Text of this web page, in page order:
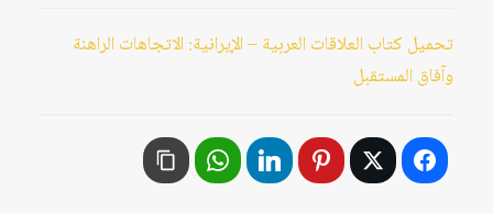
تحميل كتاب العلاقات العربية – الإيرانية: الاتجاهات الراهنة
وآفاق المستقبل